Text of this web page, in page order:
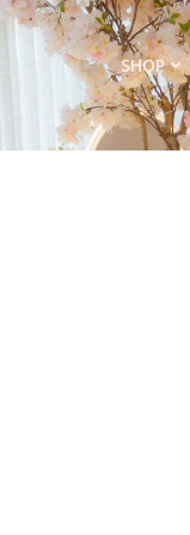
SHOP